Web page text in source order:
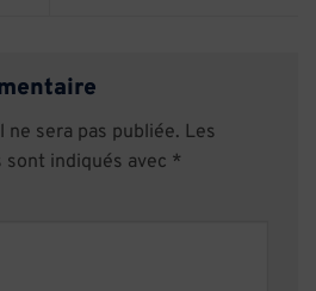
ne sera pas publiée. Les
indiqués avec *